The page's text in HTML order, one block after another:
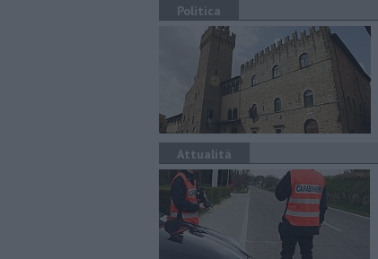
Politica
Attualità